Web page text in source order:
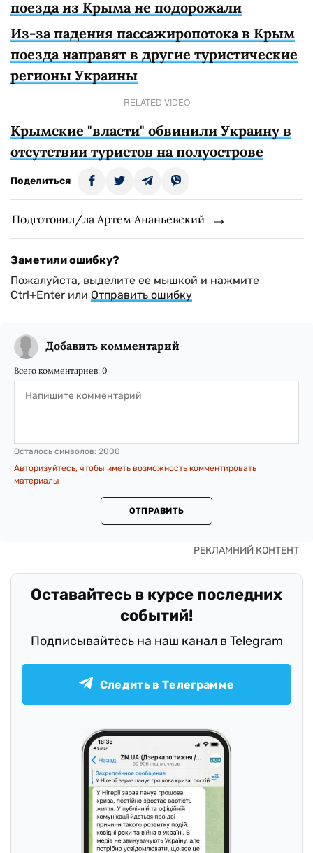
поезда из Крыма не подорожали
Из-за падения пассажиропотока в Крым
поезда направят в другие туристические
регионы Украины
RELATED VIDEO
Крымские "власти" обвинили Украину в
отсутствии туристов на полуострове
Поделиться
Подготовил/ла Артем Ананьевский
Заметили ошибку?
Пожалуйста, выделите ее мышкой и нажмите
Ctrl+Enter или Отправить ошибку
Добавить комментарий
Всего комментариев: 0
Осталось символов: 2000
Авторизуйтесь, чтобы иметь возможность комментировать
материалы
ОТПРАВИТЬ
Оставайтесь в курсе последних
событий!
Подписывайтесь на наш канал в Telegram
Следить в Телеграмме